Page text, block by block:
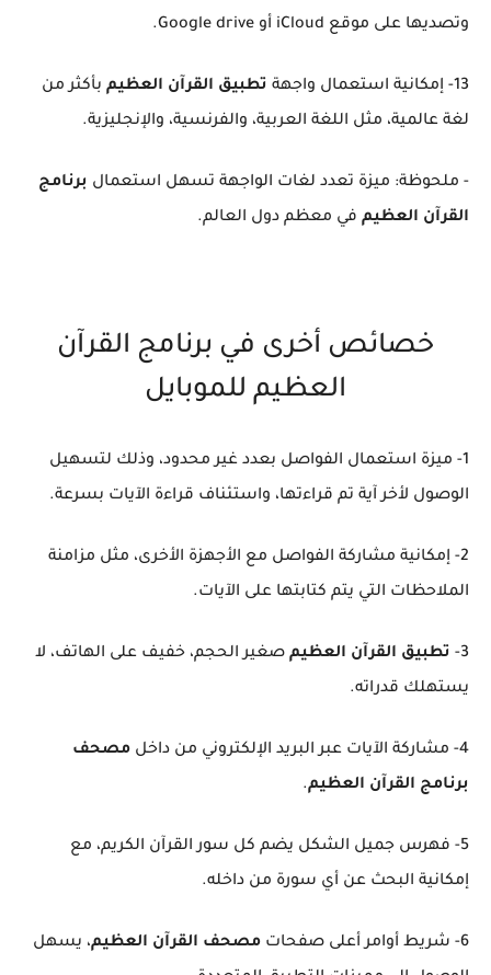
وتصديها على موقع iCloud أو Google drive.
13- إمكانية استعمال واجهة تطبيق القرآن العظيم بأكثر من
لغة عالمية، مثل اللغة العربية، والفرنسية، والإنجليزية.
- ملحوظة: ميزة تعدد لغات الواجهة تسهل استعمال برنامج
القرآن العظيم في معظم دول العالم.
خصائص أخرى في برنامج القرآن
العظيم للموبايل
1- ميزة استعمال الفواصل بعدد غير محدود، وذلك لتسهيل
الوصول لأخر آية تم قراءتها، واستئناف قراءة الآيات بسرعة.
2- إمكانية مشاركة الفواصل مع الأجهزة الأخرى، مثل مزامنة
الملاحظات التي يتم كتابتها على الآيات.
3- تطبيق القرآن العظيم صغير الحجم، خفيف على الهاتف، لا
يستهلك قدراته.
4- مشاركة الآيات عبر البريد الإلكتروني من داخل
مصحف
برنامج القرآن العظيم.
5- فهرس جميل الشكل يضم كل سور القرآن الكريم، مع
إمكانية البحث عن أي سورة من داخله.
6- شريط أوامر أعلى صفحات مصحف القرآن العظيم، يسهل